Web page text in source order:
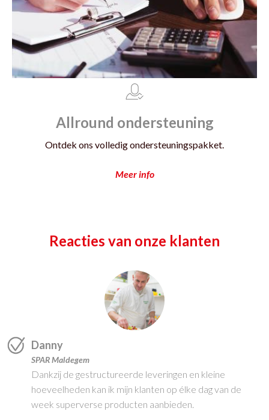
Allround ondersteuning
Ontdek ons volledig ondersteuningspakket.
Meer info
Reacties van onze klanten
Danny
SPAR Maldegem
Dankzij de gestructureerde leveringen en kleine
hoeveelheden kan ik mijn klanten op élke dag van de
week superverse producten aanbieden.